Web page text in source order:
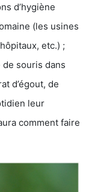
d’hygiène
(les usines
etc.) ;
souris dans
d’égout, de
leur
comment faire